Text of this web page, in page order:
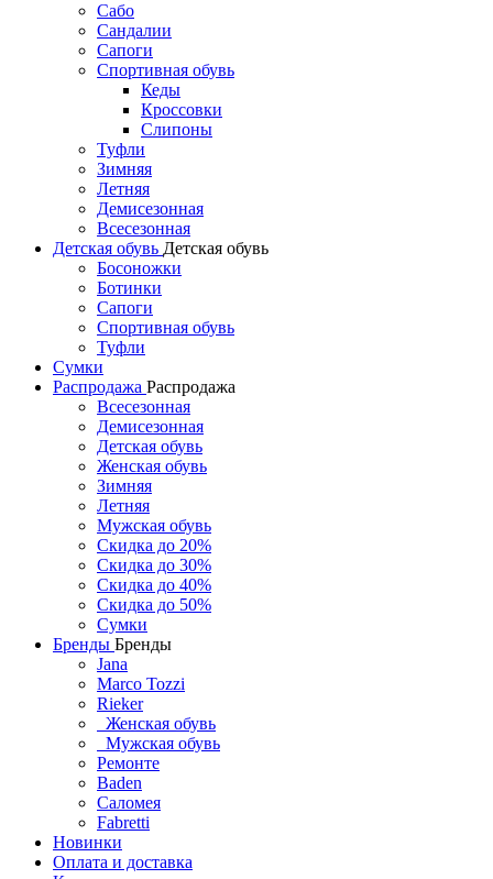
Сабо
Сандалии
Сапоги
Спортивная обувь
Кеды
Кроссовки
Слипоны
Туфли
Зимняя
Летняя
Демисезонная
Всесезонная
Детская обувь Детская обувь
Босоножки
Ботинки
Сапоги
Спортивная обувь
Туфли
Сумки
Распродажа Распродажа
Всесезонная
Демисезонная
Детская обувь
Женская обувь
Зимняя
Летняя
Мужская обувь
Скидка до 20%
Скидка до 30%
Скидка до 40%
Скидка до 50%
Сумки
Бренды Бренды
Jana
Marco Tozzi
Rieker
Женская обувь
Мужская обувь
Ремонте
Baden
Саломея
Fabretti
Новинки
Оплата и доставка